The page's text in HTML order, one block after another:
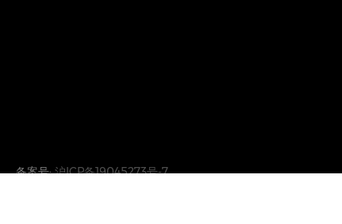
备案号:沪ICP备19045273号-7